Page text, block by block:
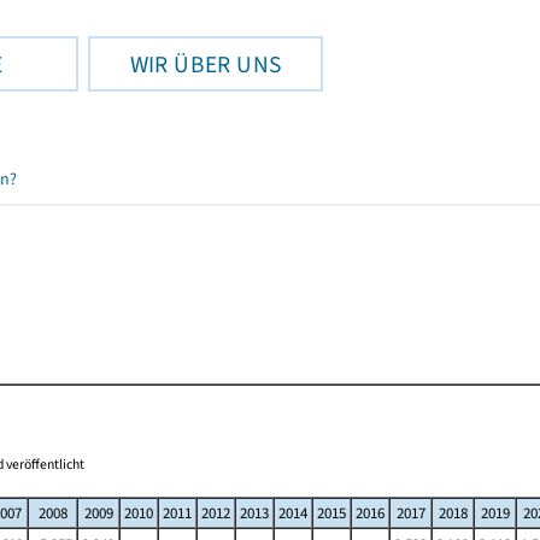
WIR ÜBER UNS
veröffentlicht
2008 2009 2010 2011 2012 2013 2014 2015 2016 2017 2018 2019